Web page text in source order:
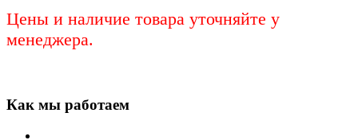
Цены и наличие товара уточняйте у
менеджера.
Как мы работаем